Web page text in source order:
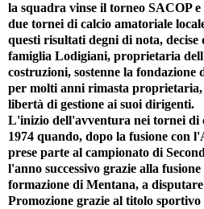
la squadra vinse il torneo SACOP
due tornei di calcio amatoriale
questi risultati degni di nota,
famiglia Lodigiani, proprietaria
costruzioni, sostenne la fondazione
per molti anni rimasta proprietaria,
libertà di gestione ai suoi dirigenti.
L'inizio dell'avventura nei tornei di
1974 quando, dopo la fusione con
prese parte al campionato di
l'anno successivo grazie alla
formazione di Mentana, a
Promozione grazie al titolo